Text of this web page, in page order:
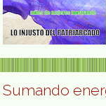
Sumando